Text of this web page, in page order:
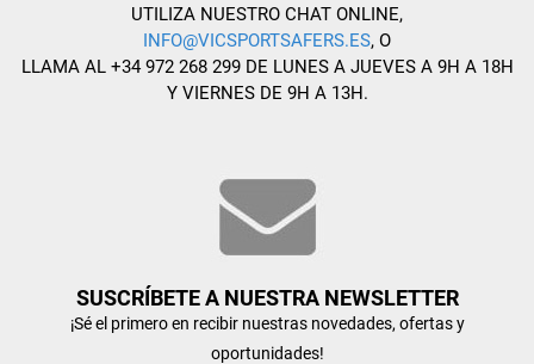
UTILIZA NUESTRO CHAT ONLINE,
INFO@VICSPORTSAFERS.ES, O
LLAMA AL +34 972 268 299 DE LUNES A JUEVES A 9H A 18H
Y VIERNES DE 9H A 13H.
SUSCRÍBETE A NUESTRA NEWSLETTER
¡Sé el primero en recibir nuestras novedades, ofertas y
oportunidades!